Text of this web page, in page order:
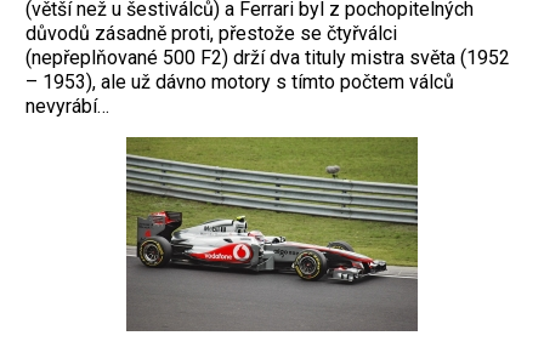
(větší než u šestiválců) a Ferrari byl z pochopitelných
důvodů zásadně proti, přestože se čtyřválci
(nepřeplňované 500 F2) drží dva tituly mistra světa (1952
– 1953), ale už dávno motory s tímto počtem válců
nevyrábí…